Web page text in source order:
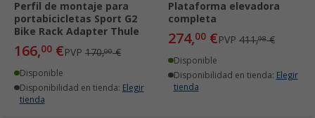
Perfil de montaje para
portabicicletas Sport G2
Bike Rack Adapter Thule
166,00 €PVP 170,00€
Disponible
Disponibilidad en tienda: Elegir
tienda
Plataforma elevadora
completa
274,00 €PVP 411,98€
Disponible
Disponibilidad en tienda: Elegir
tienda